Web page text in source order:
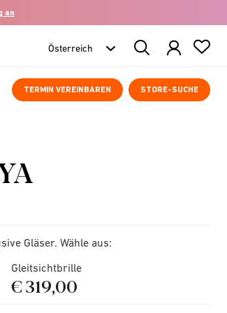
an
Search
Products
TERMIN VEREINBAREN STORE-SUCHE
Gläser. Wähle aus:
Gleitsichtbrille
€ 319,00